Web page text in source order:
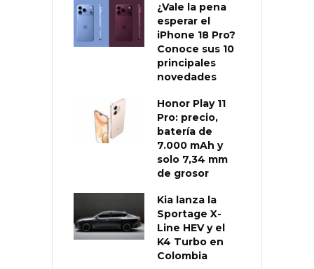
¿Vale la pena
esperar el
iPhone 18 Pro?
Conoce sus 10
principales
novedades
Honor Play 11
Pro: precio,
batería de
7.000 mAh y
solo 7,34 mm
de grosor
Kia lanza la
Sportage X-
Line HEV y el
K4 Turbo en
Colombia